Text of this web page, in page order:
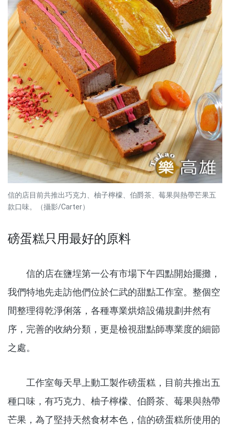
信的店目前共推出巧克力、柚子檸檬、伯爵茶、莓果與熱帶芒果五
款口味。（攝影/Carter）
磅蛋糕只用最好的原料
信的店在鹽埕第一公有市場下午四點開始擺攤，
我們特地先走訪他們位於仁武的甜點工作室。整個空
間整理得乾淨俐落，各種專業烘焙設備規劃井然有
序，完善的收納分類，更是檢視甜點師專業度的細節
之處。
工作室每天早上動工製作磅蛋糕，目前共推出五
種口味，有巧克力、柚子檸檬、伯爵茶、莓果與熱帶
芒果，為了堅持天然食材本色，信的磅蛋糕所使用的